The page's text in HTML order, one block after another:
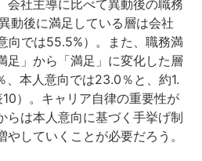
会社主導に比べて異動後の職務
動後に満足している層は会社
向では55.5%）。また、職務満
足」から「満足」に変化した層
、本人意向では23.0％と、約1.
）。キャリア自律の重要性が
らは本人意向に基づく手挙げ制
していくことが必要だろう。